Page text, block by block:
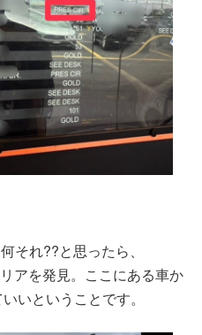
それ??と思ったら、
アを発見。ここにある車か
いということです。